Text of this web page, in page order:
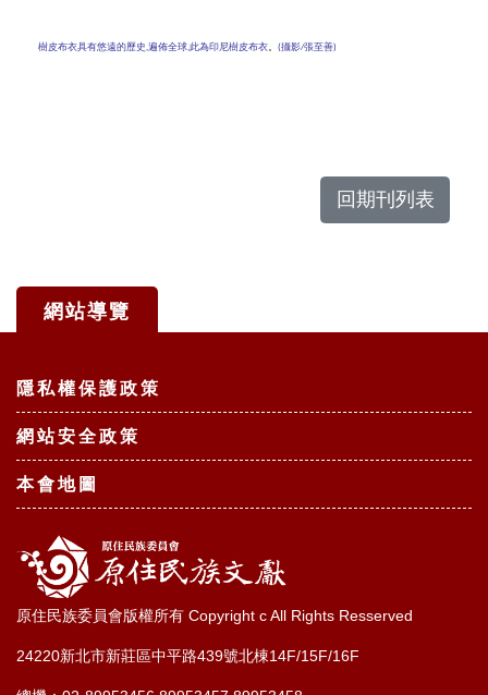
樹皮布衣具有悠遠的歷史,遍佈全球,此為印尼樹皮布衣。 (攝影/張至善)
回期刊列表
網站導覽
隱私權保護政策
網站安全政策
本會地圖
原住民族委員會版權所有 Copyright c All Rights Resserved
24220新北市新莊區中平路439號北棟14F/15F/16F